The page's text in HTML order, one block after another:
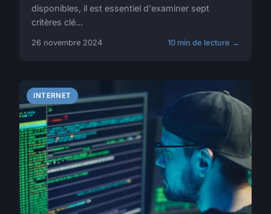
disponibles, il est essentiel d'examiner sept
critères clé...
26 novembre 2024 10 min de lecture →
INTERNET